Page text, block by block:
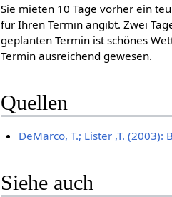
Sie mieten 10 Tage vorher ein
für Ihren Termin angibt. Zwei
geplanten Termin ist schönes
Termin ausreichend gewesen.
Quellen
DeMarco, T.; Lister ,T. (2003):
Siehe auch